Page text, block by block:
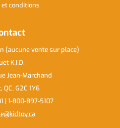
et conditions
(aucune vente sur place)
K.I.D.
Jean-Marchand
QC, G2C 1Y6
| 1-800-897-5107